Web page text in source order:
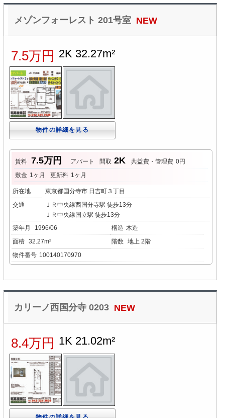
メゾンフォーレスト 201号室 NEW
7.5万円 2K 32.27m²
物件の詳細を見る
賃料 7.5万円 アパート 間取 2K 共益費・管理費 0円
敷金 1ヶ月 更新料 1ヶ月
所在地
東京都国分寺市 日吉町３丁目
交通
ＪＲ中央線西国分寺駅 徒歩13分
ＪＲ中央線国立駅 徒歩13分
築年月
1996/06 構造 木造
面積 32.27m² 階数 地上 2階
物件番号 100140170970
カリーノ西国分寺 0203 NEW
8.4万円 1K 21.02m²